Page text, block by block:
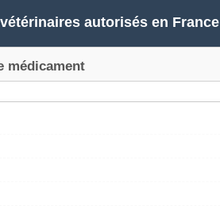
autorisés en France
médicament